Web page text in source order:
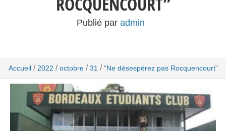
Publié par admin
Accueil / 2022 / octobre / 31 / “Ne désespérez pas Rocquencourt”